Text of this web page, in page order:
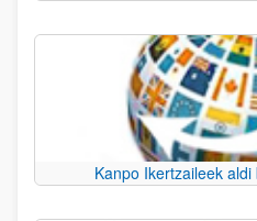
Kanpo Ikertzaileek